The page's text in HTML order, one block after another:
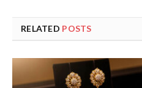
RELATED POSTS